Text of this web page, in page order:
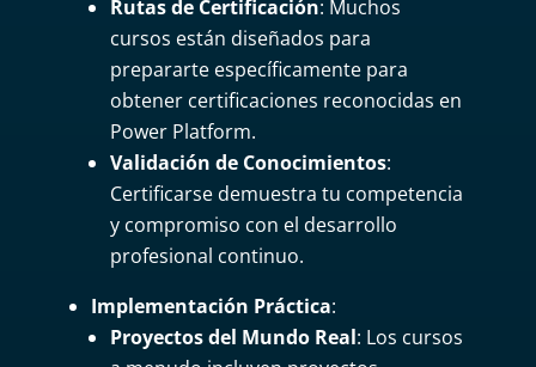
Rutas de Certificación: Muchos
cursos están diseñados para
prepararte específicamente para
obtener certificaciones reconocidas en
Power Platform.
Validación de Conocimientos:
Certificarse demuestra tu competencia
y compromiso con el desarrollo
profesional continuo.
Implementación Práctica:
Proyectos del Mundo Real: Los cursos